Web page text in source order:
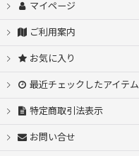
マイページ
ご利用案内
お気に入り
最近チェックしたアイテム
特定商取引法表示
お問い合せ